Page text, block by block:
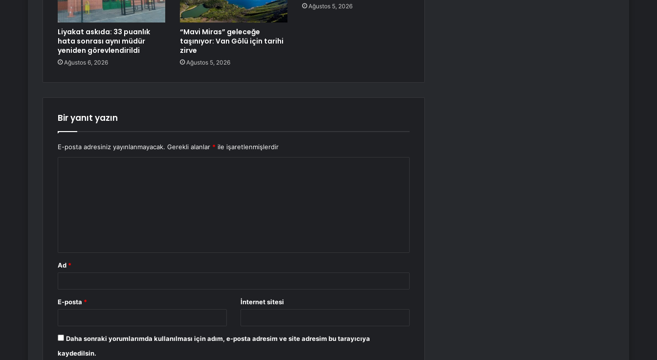
Liyakat askıda: 33 puanlık
hata sonrası aynı müdür
yeniden görevlendirildi
Ağustos 6, 2026
“Mavi Miras” geleceğe
taşınıyor: Van Gölü için tarihi
zirve
Ağustos 5, 2026
Ağustos 5, 2026
Bir yanıt yazın
E-posta adresiniz yayınlanmayacak. Gerekli alanlar * ile işaretlenmişlerdir
Ad *
E-posta * İnternet sitesi
Daha sonraki yorumlarımda kullanılması için adım, e-posta adresim ve site adresim bu tarayıcıya
kaydedilsin.